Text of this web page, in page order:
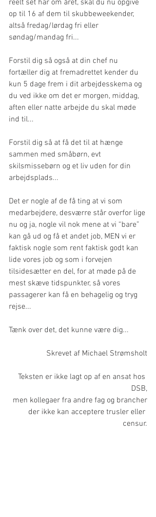
reelt set har om året, skal du nu opgive
op til 16 af dem til skubbeweekender,
altså fredag/lørdag fri eller
søndag/mandag fri...
Forstil dig så også at din chef nu
fortæller dig at fremadrettet kender du
kun 5 dage frem i dit arbejdesskema og
du ved ikke om det er morgen, middag,
aften eller natte arbejde du skal møde
ind til...
Forstil dig så at få det til at hænge
sammen med småbørn, evt
skilsmissebørn og et liv uden for din
arbejdsplads...
Det er nogle af de få ting at vi som
medarbejdere, desværre står overfor lige
nu og ja, nogle vil nok mene at vi “bare”
kan gå ud og få et andet job, MEN vi er
faktisk nogle som rent faktisk godt kan
lide vores job og som i forvejen
tilsidesætter en del, for at møde på de
mest skæve tidspunkter, så vores
passagerer kan få en behagelig og tryg
rejse...
Tænk over det, det kunne være dig...
Skrevet af Michael Strømsholt
Teksten er ikke lagt op af en ansat hos
DSB,
men kollegaer fra andre fag og brancher
der ikke kan acceptere trusler eller
censur.